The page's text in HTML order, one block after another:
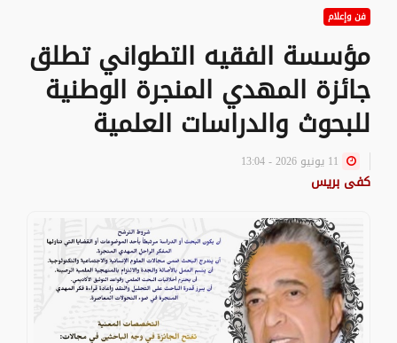
فن وإعلام
مؤسسة الفقيه التطواني تطلق
جائزة المهدي المنجرة الوطنية
للبحوث والدراسات العلمية
كفى بريس